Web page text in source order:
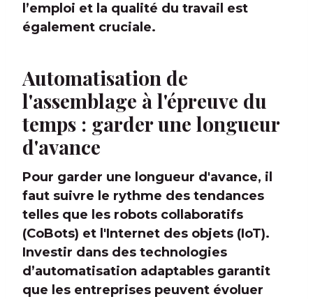
l’emploi et la qualité du travail est
également cruciale.
Automatisation de
l'assemblage à l'épreuve du
temps : garder une longueur
d'avance
Pour garder une longueur d'avance, il
faut suivre le rythme des tendances
telles que les robots collaboratifs
(CoBots) et l'Internet des objets (IoT).
Investir dans des technologies
d’automatisation adaptables garantit
que les entreprises peuvent évoluer